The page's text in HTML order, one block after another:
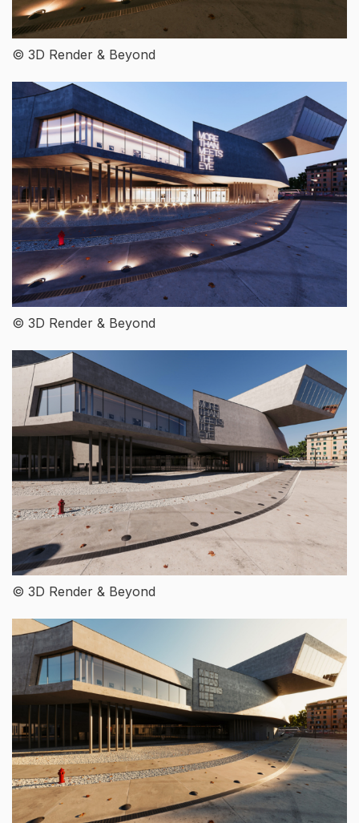
© 3D Render & Beyond
© 3D Render & Beyond
© 3D Render & Beyond